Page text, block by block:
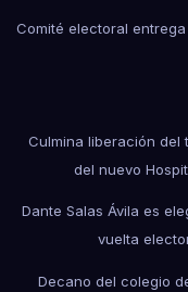
Comité electoral
Culmina liberación
del nuevo
Dante Salas Ávila es
vuelta
Decano del colegio